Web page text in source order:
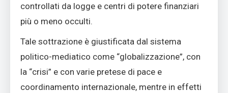
controllati da logge e centri di potere finanziari
più o meno occulti.
Tale sottrazione è giustificata dal sistema
politico-mediatico come “globalizzazione”, con
la “crisi” e con varie pretese di pace e
coordinamento internazionale, mentre in effetti